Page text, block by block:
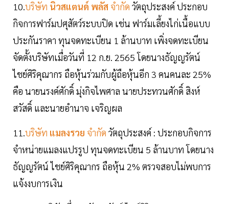
10.บริษัท นิวสแตนด์ พลัส จำกัด วัตถุประสงค์ ประกอบ
กิจการฟาร์มปศุสัตว์ระบบปิด เช่น ฟาร์มเลี้ยงไก่เนื้อแบบ
ประกันราคา ทุนจดทะเบียน 1 ล้านบาท เพิ่งจดทะเบียน
จัดตั้งบริษัทเมื่อวันที่ 12 ก.ย. 2565 โดยนางธัญญรัตน์
ไชย์ศิริคุณากร ถือหุ้นร่วมกับผู้ถือหุ้นอีก 3 คนคนละ 25%
คือ นายนรงค์ศักดิ์ มุ่งกิจไพศาล นายประทวนศักดิ์ สิงห์
สวัสดิ์ และนายอำนาจ เจริญผล
11.บริษัท แมลงรวย จำกัด วัตถุประสงค์ : ประกอบกิจการ
จำหน่ายแมลงแปรรูป ทุนจดทะเบียน 5 ล้านบาท โดยนาง
ธัญญรัตน์ ไชย์ศิริคุณากร ถือหุ้น 2% ตรวจสอบไม่พบการ
แจ้งงบการเงิน